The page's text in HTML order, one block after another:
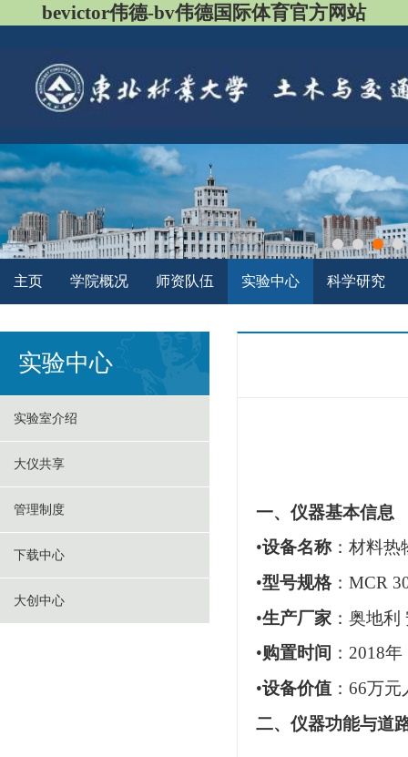
bevictor伟德-bv伟德国际体育官方网站
主页 学院概况 师资队伍 实验中心 科学研究
实验中心
实验室介绍
大仪共享
管理制度
下载中心
大创中心
一、仪器基本信息
•设备名称：材料热
•型号规格：MCR
•生产厂家 ：奥地
•购置时间 ：2018年
•设备价值 ：66万
二、仪器功能与道